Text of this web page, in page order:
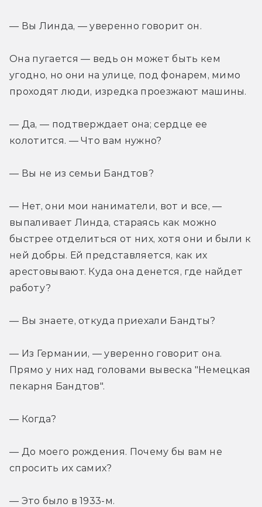
— Вы Линда, — уверенно говорит он.
Она пугается — ведь он может быть кем
угодно, но они на улице, под фонарем, мимо
проходят люди, изредка проезжают машины.
— Да, — подтверждает она; сердце ее
колотится. — Что вам нужно?
— Вы не из семьи Бандтов?
— Нет, они мои наниматели, вот и все, —
выпаливает Линда, стараясь как можно
быстрее отделиться от них, хотя они и были к
ней добры. Ей представляется, как их
арестовывают. Куда она денется, где найдет
работу?
— Вы знаете, откуда приехали Бандты?
— Из Германии, — уверенно говорит она.
Прямо у них над головами вывеска "Немецкая
пекарня Бандтов".
— Когда?
— До моего рождения. Почему бы вам не
спросить их самих?
— Это было в 1933-м.